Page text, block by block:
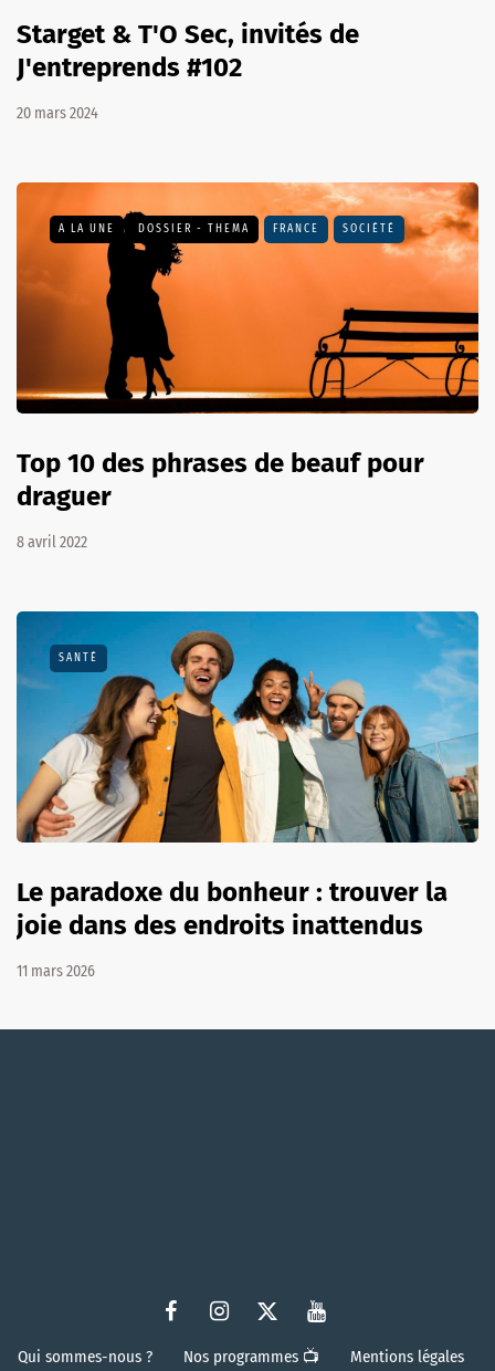
Starget & T'O Sec, invités de
J'entreprends #102
20 mars 2024
A LA UNE DOSSIER - THEMA FRANCE SOCIÉTÉ
Top 10 des phrases de beauf pour
draguer
8 avril 2022
SANTÉ
Le paradoxe du bonheur : trouver la
joie dans des endroits inattendus
11 mars 2026
Qui sommes-nous ? Nos programmes 📺 Mentions légales